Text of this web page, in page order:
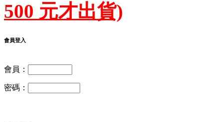
500 元才出貨)
會員登入
會員：
密碼：